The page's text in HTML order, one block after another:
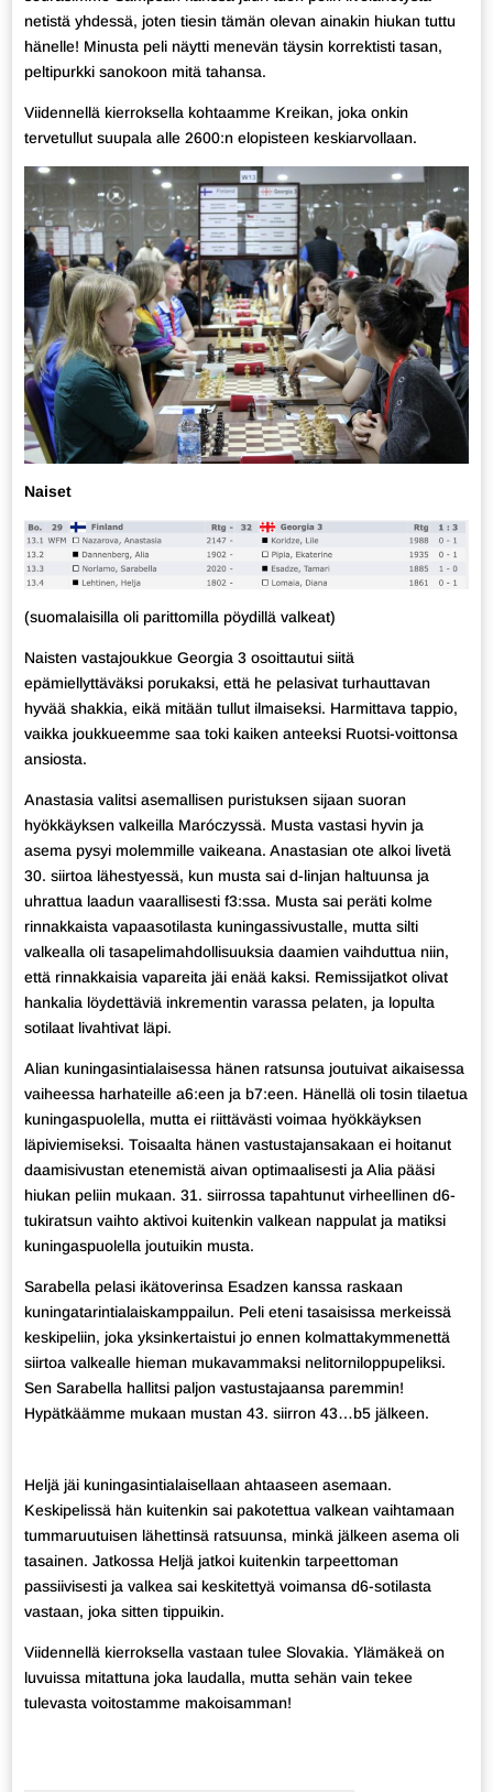
netistä yhdessä, joten tiesin tämän olevan ainakin hiukan tuttu
hänelle! Minusta peli näytti menevän täysin korrektisti tasan,
peltipurkki sanokoon mitä tahansa.
Viidennellä kierroksella kohtaamme Kreikan, joka onkin
tervetullut suupala alle 2600:n elopisteen keskiarvollaan.
Naiset
(suomalaisilla oli parittomilla pöydillä valkeat)
Naisten vastajoukkue Georgia 3 osoittautui siitä
epämiellyttäväksi porukaksi, että he pelasivat turhauttavan
hyvää shakkia, eikä mitään tullut ilmaiseksi. Harmittava tappio,
vaikka joukkueemme saa toki kaiken anteeksi Ruotsi-voittonsa
ansiosta.
Anastasia valitsi asemallisen puristuksen sijaan suoran
hyökkäyksen valkeilla Maróczyssä. Musta vastasi hyvin ja
asema pysyi molemmille vaikeana. Anastasian ote alkoi livetä
30. siirtoa lähestyessä, kun musta sai d-linjan haltuunsa ja
uhrattua laadun vaarallisesti f3:ssa. Musta sai peräti kolme
rinnakkaista vapaasotilasta kuningassivustalle, mutta silti
valkealla oli tasapelimahdollisuuksia daamien vaihduttua niin,
että rinnakkaisia vapareita jäi enää kaksi. Remissijatkot olivat
hankalia löydettäviä inkrementin varassa pelaten, ja lopulta
sotilaat livahtivat läpi.
Alian kuningasintialaisessa hänen ratsunsa joutuivat aikaisessa
vaiheessa harhateille a6:een ja b7:een. Hänellä oli tosin tilaetua
kuningaspuolella, mutta ei riittävästi voimaa hyökkäyksen
läpiviemiseksi. Toisaalta hänen vastustajansakaan ei hoitanut
daamisivustan etenemistä aivan optimaalisesti ja Alia pääsi
hiukan peliin mukaan. 31. siirrossa tapahtunut virheellinen d6-
tukiratsun vaihto aktivoi kuitenkin valkean nappulat ja matiksi
kuningaspuolella joutuikin musta.
Sarabella pelasi ikätoverinsa Esadzen kanssa raskaan
kuningatarintialaiskamppailun. Peli eteni tasaisissa merkeissä
keskipeliin, joka yksinkertaistui jo ennen kolmattakymmenettä
siirtoa valkealle hieman mukavammaksi nelitorniloppupeliksi.
Sen Sarabella hallitsi paljon vastustajaansa paremmin!
Hypätkäämme mukaan mustan 43. siirron 43…b5 jälkeen.
Heljä jäi kuningasintialaisellaan ahtaaseen asemaan.
Keskipelissä hän kuitenkin sai pakotettua valkean vaihtamaan
tummaruutuisen lähettinsä ratsuunsa, minkä jälkeen asema oli
tasainen. Jatkossa Heljä jatkoi kuitenkin tarpeettoman
passiivisesti ja valkea sai keskitettyä voimansa d6-sotilasta
vastaan, joka sitten tippuikin.
Viidennellä kierroksella vastaan tulee Slovakia. Ylämäkeä on
luvuissa mitattuna joka laudalla, mutta sehän vain tekee
tulevasta voitostamme makoisamman!